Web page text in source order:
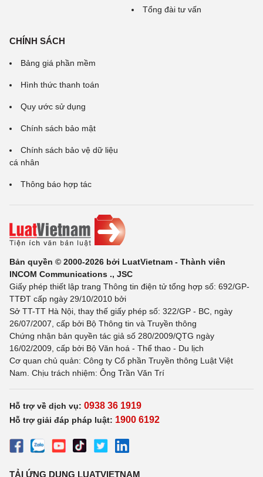
Tổng đài tư vấn
CHÍNH SÁCH
Bảng giá phần mềm
Hình thức thanh toán
Quy ước sử dụng
Chính sách bảo mật
Chính sách bảo vệ dữ liệu
cá nhân
Thông báo hợp tác
Bản quyền © 2000-2026 bởi LuatVietnam - Thành viên
INCOM Communications ., JSC
Giấy phép thiết lập trang Thông tin điện tử tổng hợp số: 692/GP-
TTĐT cấp ngày 29/10/2010 bởi
Sở TT-TT Hà Nội, thay thế giấy phép số: 322/GP - BC, ngày
26/07/2007, cấp bởi Bộ Thông tin và Truyền thông
Chứng nhận bản quyền tác giả số 280/2009/QTG ngày
16/02/2009, cấp bởi Bộ Văn hoá - Thể thao - Du lịch
Cơ quan chủ quản: Công ty Cổ phần Truyền thông Luật Việt
Nam. Chịu trách nhiệm: Ông Trần Văn Trí
Hỗ trợ về dịch vụ: 0938 36 1919
Hỗ trợ giải đáp pháp luật: 1900 6192
TẢI ỨNG DỤNG LUATVIETNAM